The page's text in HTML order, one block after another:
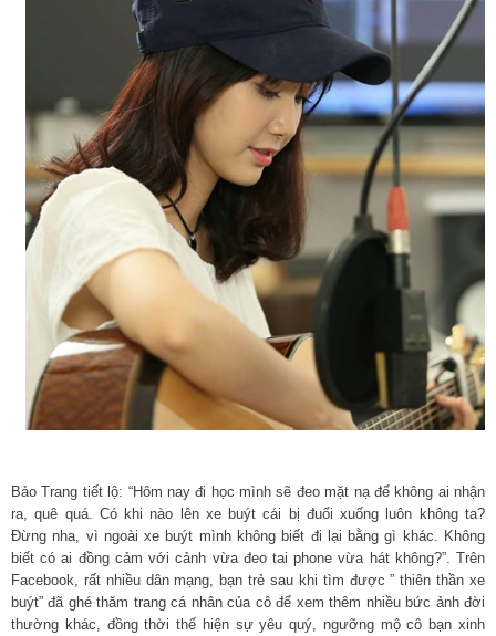
Bảo Trang tiết lộ: “Hôm nay đi học mình sẽ đeo mặt nạ để không ai nhận
ra, quê quá. Có khi nào lên xe buýt cái bị đuổi xuống luôn không ta?
Đừng nha, vì ngoài xe buýt mình không biết đi lại bằng gì khác. Không
biết có ai đồng cảm với cảnh vừa đeo tai phone vừa hát không?”. Trên
Facebook, rất nhiều dân mạng, bạn trẻ sau khi tìm được ” thiên thần xe
buýt” đã ghé thăm trang cá nhân của cô để xem thêm nhiều bức ảnh đời
thường khác, đồng thời thể hiện sự yêu quý, ngưỡng mộ cô bạn xinh